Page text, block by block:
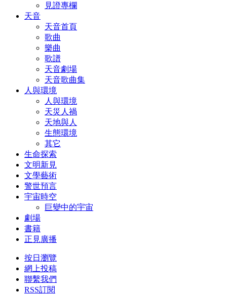
見證專欄
天音
天音首頁
歌曲
樂曲
歌譜
天音劇場
天音歌曲集
人與環境
人與環境
天災人禍
天地與人
生態環境
其它
生命探索
文明新見
文學藝術
警世預言
宇宙時空
巨變中的宇宙
劇場
書籍
正見廣播
按日瀏覽
網上投稿
聯繫我們
RSS訂閱